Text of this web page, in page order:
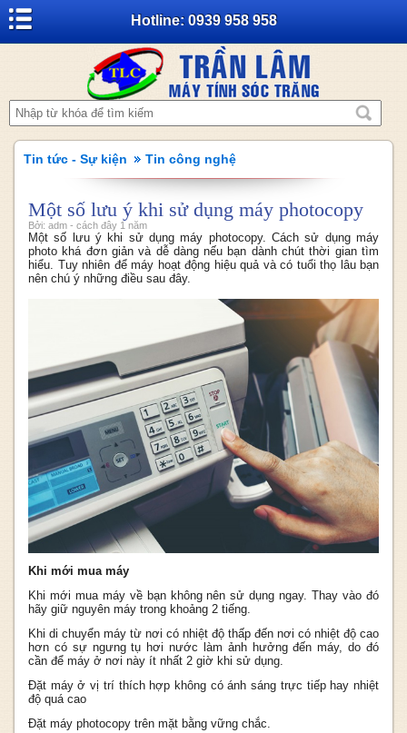
Hotline: 0939 958 958
Tin tức - Sự kiện Tin công nghệ
Một số lưu ý khi sử dụng máy photocopy
Bởi: adm - cách đây 1 năm
Một số lưu ý khi sử dụng máy photocopy. Cách sử dụng máy
photo khá đơn giản và dễ dàng nếu bạn dành chút thời gian tìm
hiểu. Tuy nhiên để máy hoạt động hiệu quả và có tuổi thọ lâu bạn
nên chú ý những điều sau đây.
Khi mới mua máy
Khi mới mua máy về bạn không nên sử dụng ngay. Thay vào đó
hãy giữ nguyên máy trong khoảng 2 tiếng.
Khi di chuyển máy từ nơi có nhiệt độ thấp đến nơi có nhiệt độ cao
hơn có sự ngưng tụ hơi nước làm ảnh hưởng đến máy, do đó
cần để máy ở nơi này ít nhất 2 giờ khi sử dụng.
Đặt máy ở vị trí thích hợp không có ánh sáng trực tiếp hay nhiệt
độ quá cao
Đặt máy photocopy trên mặt bằng vững chắc.